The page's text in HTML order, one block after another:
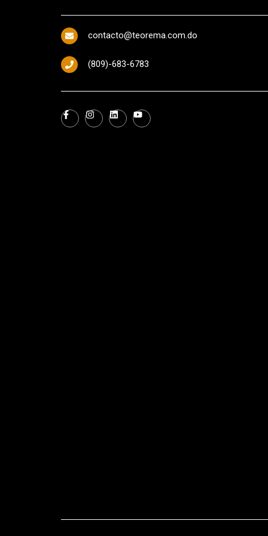
contacto@teorema.com.do
(809)-683-6783